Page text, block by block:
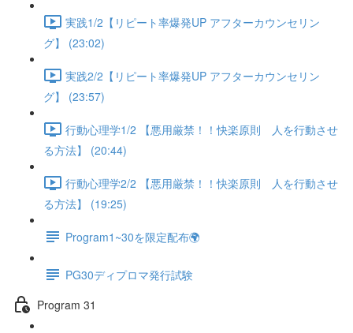
実践1/2【リピート率爆発UP アフターカウンセリン
グ】 (23:02)
実践2/2【リピート率爆発UP アフターカウンセリン
グ】 (23:57)
行動心理学1/2 【悪用厳禁！！快楽原則 人を行動させ
る方法】 (20:44)
行動心理学2/2 【悪用厳禁！！快楽原則 人を行動させ
る方法】 (19:25)
Program1~30を限定配布🌍
PG30ディプロマ発行試験
Program 31